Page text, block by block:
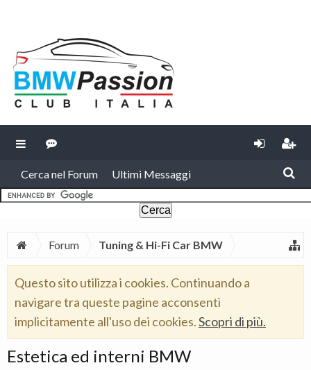
Cerca nel Forum Ultimi Messaggi
Forum Tuning & Hi-Fi Car BMW
Questo sito utilizza i cookies. Continuando a
navigare tra queste pagine acconsenti
implicitamente all'uso dei cookies.Scopri di più.
Estetica ed interni BMW